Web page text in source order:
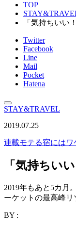
TOP
「気持ちいい
Twitter
Facebook
Line
Mail
Pocket
Hatena
STAY&TRAVEL
2019.07.25
連載モテる宿にはワ
「気持ちい
2019年もあと5カ月
ーケットの最高峰リ
BY :